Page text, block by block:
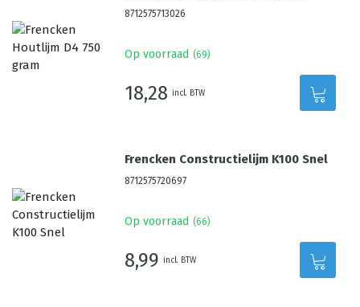
8712575713026
Op voorraad (69)
18,28 incl. BTW
Frencken Constructielijm K100 Snel
8712575720697
Op voorraad (66)
8,99 incl. BTW